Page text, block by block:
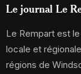
Le journal Le
Le Rempart est
locale et
régions de